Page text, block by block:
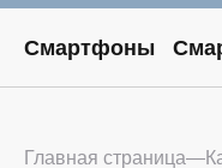
Смартфоны
Главная страница